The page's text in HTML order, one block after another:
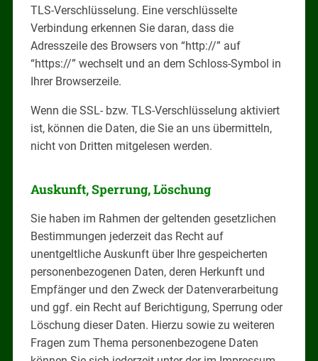
TLS-Verschlüsselung. Eine verschlüsselte
Verbindung erkennen Sie daran, dass die
Adresszeile des Browsers von “http://” auf
“https://” wechselt und an dem Schloss-Symbol in
Ihrer Browserzeile.
Wenn die SSL- bzw. TLS-Verschlüsselung aktiviert
ist, können die Daten, die Sie an uns übermitteln,
nicht von Dritten mitgelesen werden.
Auskunft, Sperrung, Löschung
Sie haben im Rahmen der geltenden gesetzlichen
Bestimmungen jederzeit das Recht auf
unentgeltliche Auskunft über Ihre gespeicherten
personenbezogenen Daten, deren Herkunft und
Empfänger und den Zweck der Datenverarbeitung
und ggf. ein Recht auf Berichtigung, Sperrung oder
Löschung dieser Daten. Hierzu sowie zu weiteren
Fragen zum Thema personenbezogene Daten